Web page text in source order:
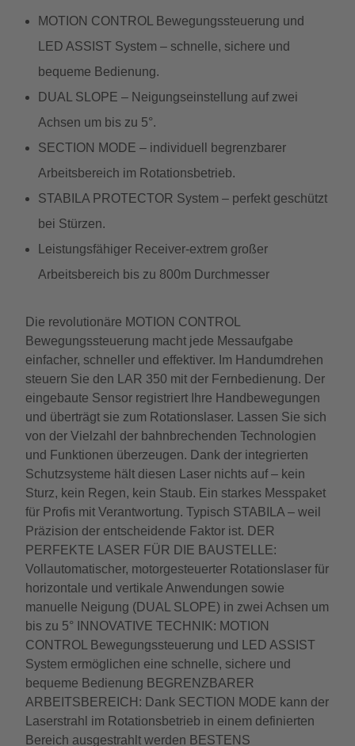
MOTION CONTROL Bewegungssteuerung und
LED ASSIST System – schnelle, sichere und
bequeme Bedienung.
DUAL SLOPE – Neigungseinstellung auf zwei
Achsen um bis zu 5°.
SECTION MODE – individuell begrenzbarer
Arbeitsbereich im Rotationsbetrieb.
STABILA PROTECTOR System – perfekt geschützt
bei Stürzen.
Leistungsfähiger Receiver-extrem großer
Arbeitsbereich bis zu 800m Durchmesser
Die revolutionäre MOTION CONTROL
Bewegungssteuerung macht jede Messaufgabe
einfacher, schneller und effektiver. Im Handumdrehen
steuern Sie den LAR 350 mit der Fernbedienung. Der
eingebaute Sensor registriert Ihre Handbewegungen
und überträgt sie zum Rotationslaser. Lassen Sie sich
von der Vielzahl der bahnbrechenden Technologien
und Funktionen überzeugen. Dank der integrierten
Schutzsysteme hält diesen Laser nichts auf – kein
Sturz, kein Regen, kein Staub. Ein starkes Messpaket
für Profis mit Verantwortung. Typisch STABILA – weil
Präzision der entscheidende Faktor ist. DER
PERFEKTE LASER FÜR DIE BAUSTELLE:
Vollautomatischer, motorgesteuerter Rotationslaser für
horizontale und vertikale Anwendungen sowie
manuelle Neigung (DUAL SLOPE) in zwei Achsen um
bis zu 5° INNOVATIVE TECHNIK: MOTION
CONTROL Bewegungssteuerung und LED ASSIST
System ermöglichen eine schnelle, sichere und
bequeme Bedienung BEGRENZBARER
ARBEITSBEREICH: Dank SECTION MODE kann der
Laserstrahl im Rotationsbetrieb in einem definierten
Bereich ausgestrahlt werden BESTENS